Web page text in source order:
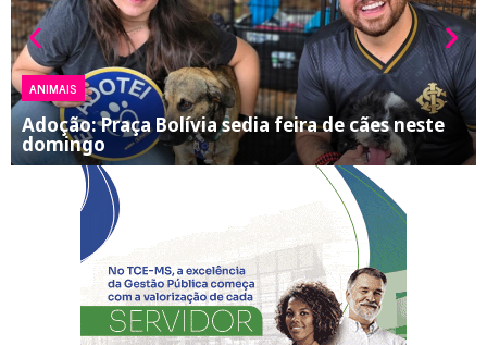
ANIMAIS
Adoção: Praça Bolívia sedia feira de cães neste
domingo